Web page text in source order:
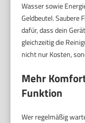
Wasser sowie
Geldbeutel. Saubere
dafür, dass dein
gleichzeitig die
nicht nur Kosten,
Mehr
Funktion
Wer regelmäßig